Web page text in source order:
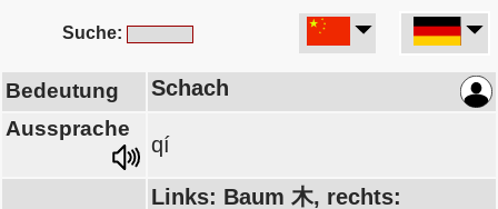
Suche:
Bedeutung Schach
Aussprache
qí
Links: Baum 木, rechts: